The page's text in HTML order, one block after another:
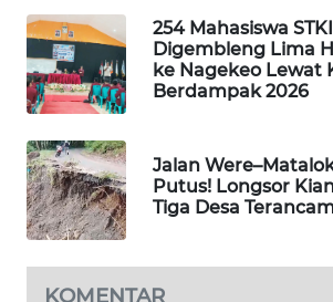
254 Mahasiswa
Digembleng Lima
ke Nagekeo Lewat
Berdampak 2026
Jalan
Putus! Longsor
Tiga Desa
KOMENTAR
METRO
SIANTAR
NEWS
METRO
MEDAN
NEWS
JAKARTA